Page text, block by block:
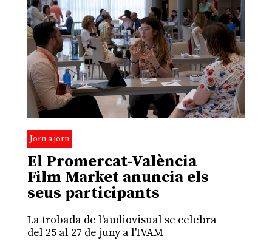
Jorn a jorn
El Promercat-València
Film Market anuncia els
seus participants
La trobada de l'audiovisual se celebra
del 25 al 27 de juny a l'IVAM